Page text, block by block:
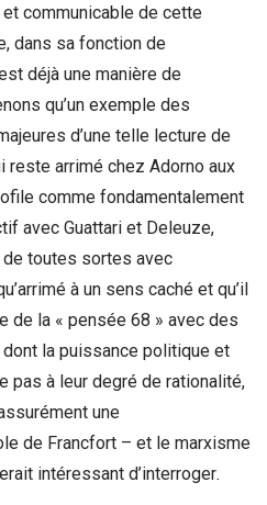
communicable de cette
dans sa fonction de
déjà une manière de
qu’un exemple des
d’une telle lecture de
reste arrimé chez Adorno aux
comme fondamentalement
avec Guattari et Deleuze,
toutes sortes avec
à un sens caché et qu’il
de la « pensée 68 » avec des
la puissance politique et
pas à leur degré de rationalité,
une
de Francfort – et le marxisme
intéressant d’interroger.